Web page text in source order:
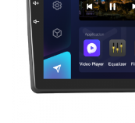
Navigatii Peugeot
Navigatii Audi
Navigatii BMW
Navigatii Mercedes